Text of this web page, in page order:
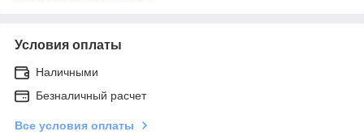
Условия оплаты
Наличными
Безналичный расчет
Все условия оплаты